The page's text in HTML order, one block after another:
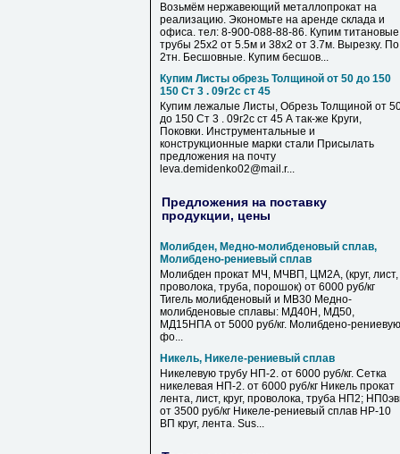
Возьмём нержавеющий металлопрокат на
реализацию. Экономьте на аренде склада и
офиса. тел: 8-900-088-88-86. Купим титановые
трубы 25х2 от 5.5м и 38х2 от 3.7м. Вырезку. По
2тн. Бесшовные. Купим бесшов...
Купим Листы обрезь Толщиной от 50 до 150
150 Ст 3 . 09г2с ст 45
Купим лежалые Листы, Обрезь Толщиной от
до 150 Ст 3 . 09г2с ст 45 А так-же Круги,
Поковки. Инструментальные и
конструкционные марки стали Присылать
предложения на почту
leva.demidenko02@mail.r...
Предложения на поставку
продукции, цены
Молибден, Медно-молибденовый сплав,
Молибдено-рениевый сплав
Молибден прокат МЧ, МЧВП, ЦМ2А, (круг, лист,
проволока, труба, порошок) от 6000 руб/кг
Тигель молибденовый и МВ30 Медно-
молибденовые сплавы: МД40Н, МД50,
МД15НПА от 5000 руб/кг. Молибдено-рениевую
фо...
Никель, Никеле-рениевый сплав
Никелевую трубу НП-2. от 6000 руб/кг. Сетка
никелевая НП-2. от 6000 руб/кг Никель прокат
лента, лист, круг, проволока, труба НП2;
от 3500 руб/кг Никеле-рениевый сплав НР-10
ВП круг, лента. Sus...